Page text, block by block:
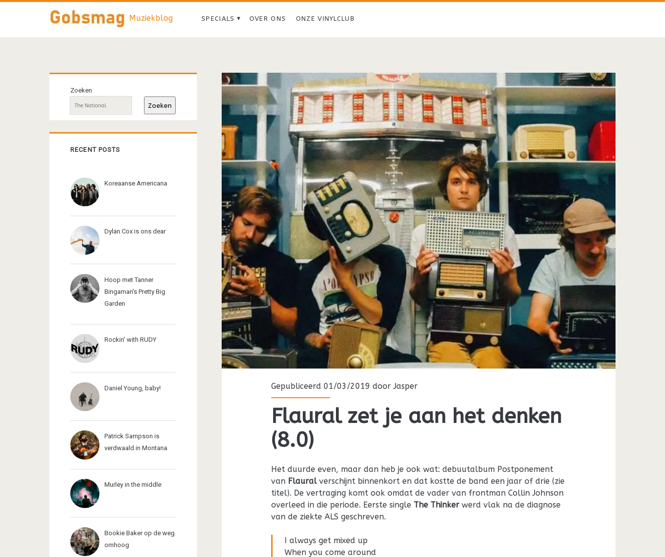
Muziekblog SPECIALS OVER ONS ONZE VINYLCLUB
<span>Chaz
Bundick
Meets
The
Mattson
2</span>
Gepubliceerd 01/03/2019 doorJasper
Flaural zet je aan het denken
(8.0)
Het duurde even, maar dan heb je ook wat: debuutalbum Postponement
van Flauralverschijnt binnenkort en dat kostte de band een jaar of drie (zie
titel). De vertraging komt ook omdat de vader van frontman Collin Johnson
overleed in die periode. Eerste single The Thinkerwerd vlak na de diagnose
van de ziekte ALS geschreven.
I always get mixed up
When you come around
Primaire
sidebar
Zoeken
Zoeken
RECENT POSTS
Koreaanse Americana
Dylan Cox is ons dear
Hoop met Tanner
Bingaman's Pretty Big
Garden
Rockin' with RUDY
Daniel Young, baby!
Patrick Sampson is
verdwaald in Montana
Murley in the middle
Bookie Baker op de weg
omhoog